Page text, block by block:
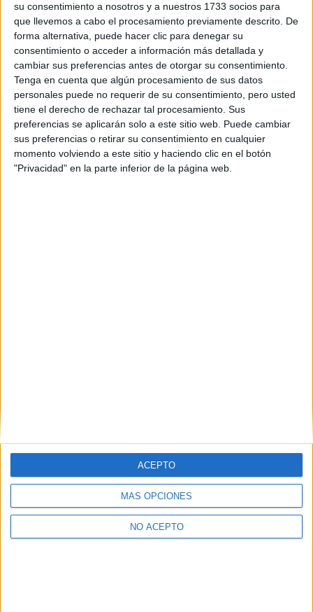
su consentimiento a nosotros y a nuestros 1733 socios para
que llevemos a cabo el procesamiento previamente descrito. De
forma alternativa, puede hacer clic para denegar su
consentimiento o acceder a información más detallada y
cambiar sus preferencias antes de otorgar su consentimiento.
Tenga en cuenta que algún procesamiento de sus datos
personales puede no requerir de su consentimiento, pero usted
tiene el derecho de rechazar tal procesamiento. Sus
preferencias se aplicarán solo a este sitio web. Puede cambiar
sus preferencias o retirar su consentimiento en cualquier
momento volviendo a este sitio y haciendo clic en el botón
"Privacidad" en la parte inferior de la página web.
MÁS OPCIONES
NO ACEPTO
ACEPTO
La verdad que como veis esto bastante perdida ya que mis
amigos de la diplomatura tambien estan mirando realizar
masters y creo q es demasiado precipitado ya que antes
habria que prepararse más idiomas o por lo menos tener algo
mas de base ¿o que me aconsejariais?
Lo que realmente me interesaria seria que aquellos
estudiantes de economicas o comunicación audiovisual me
aclararais algo sobre estas carreras o aquellos que hayais
cursao la diplomatura de empresariales me dijerais hacia
donde la habeis enfocado...
Un saludo y espero que contesteis pues ando muyyyy